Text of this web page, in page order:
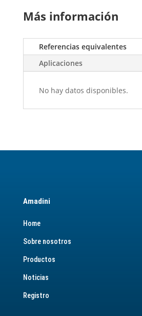
Más información
Referencias equivalentes
Aplicaciones
No hay datos disponibles.
Amadini
Home
Sobre nosotros
Productos
Noticias
Registro